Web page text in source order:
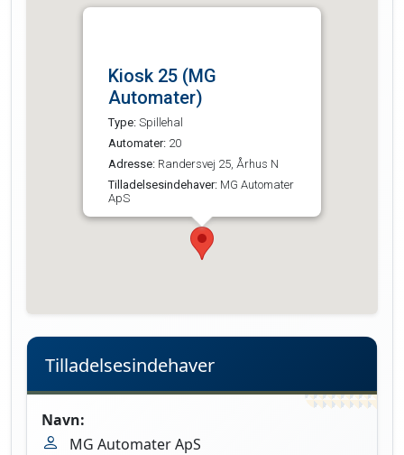
Kiosk 25 (MG
Automater)
Type: Spillehal
Automater: 20
Adresse: Randersvej 25, Århus N
Tilladelsesindehaver: MG Automater
ApS
Tilladelsesindehaver
Navn:
MG Automater ApS